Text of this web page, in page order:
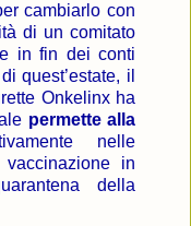
cambiarlo con
di un comitato
in fin dei conti
quest’estate, il
Onkelinx ha
permette alla
nelle
vaccinazione in
della